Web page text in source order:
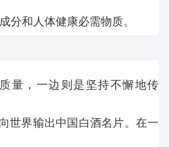
分和人体健康必需物质。
量，一边则是坚持不懈地传
世界输出中国白酒名片。在一